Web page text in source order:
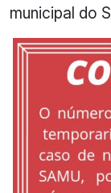
municipal do